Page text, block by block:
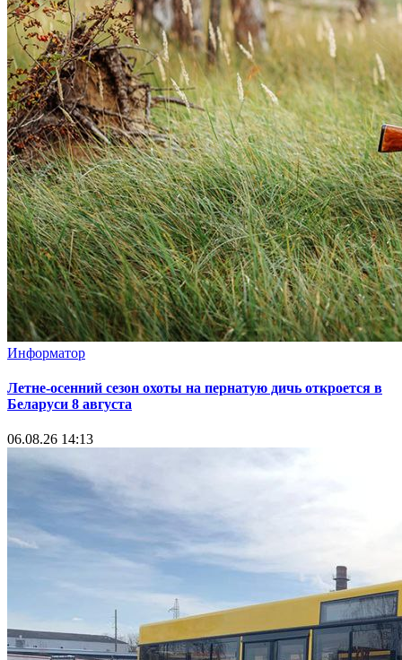
Информатор
Летне-осенний сезон охоты на пернатую дичь откроется в
Беларуси 8 августа
06.08.26 14:13